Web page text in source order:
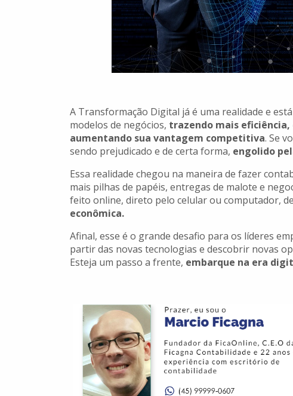
A Transformação Digital já é uma realidade e
modelos de negócios, trazendo mais
aumentando sua vantagem competitiva. Se
sendo prejudicado e de certa forma, engolido
Essa realidade chegou na maneira de fazer
mais pilhas de papéis, entregas de malote e
feito online, direto pelo celular ou computador, de
econômica.
Afinal, esse é o grande desafio para os líderes
partir das novas tecnologias e descobrir novas
Esteja um passo a frente, embarque na era